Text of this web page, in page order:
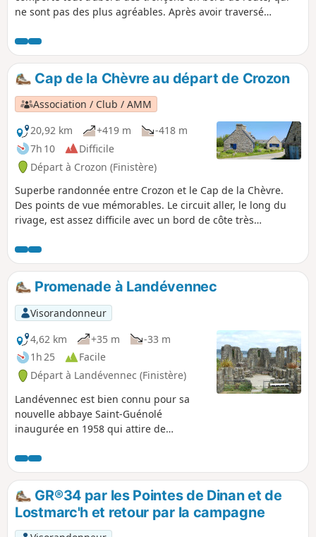
ne sont pas des plus agréables. Après avoir traversé
surplombe le Goulet de Brest et offre de superbes
panoramas. De nombreux vestiges d'ouvrages militaires,
l'église et la Fontaine Saint-Éloi à Roscocanvel et le port de
Camaret avec sa tour Vauban apportent une belle touche
patrimoniale.
Cap de la Chèvre au départ de Crozon
Association / Club / AMM
20,92 km
+419 m
-418 m
7h 10
Difficile
Départ à Crozon (Finistère)
Superbe randonnée entre Crozon et le Cap de la Chèvre.
Des points de vue mémorables. Le circuit aller, le long du
rivage, est assez difficile avec un bord de côte très
pentues. Mais le circuit, qui emprunte le GR®34, en vaut la
peine, avec un dépaysement garanti. Au départ de Crozon,
après le fort du Kador, on peut emprunter l'ancien tracé du
GR® 34 qui est un peu plus sportif, mais plus proche du
bord de la falaise ! Le retour, par l'intérieur de la pointe, est
plus facile.
Promenade à Landévennec
Visorandonneur
4,62 km
+35 m
-33 m
1h 25
Facile
Départ à Landévennec (Finistère)
Landévennec est bien connu pour sa
nouvelle abbaye Saint-Guénolé
inaugurée en 1958 qui attire de
ruines de l'église abbatiale romane du
Xe siècle et son musée. Le bourg se
trouve à la confluence de l'Aulne et de la
Rivière du Faou et offre ainsi une belle
promenade à faire de préférence à
marée haute.
GR®34 par les Pointes de Dinan et de
Lostmarc'h et retour par la campagne